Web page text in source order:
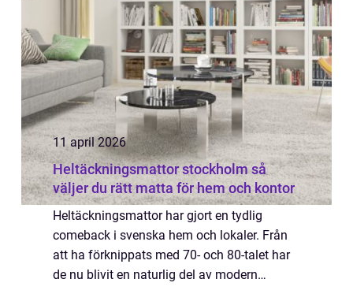
bristande k...
11 april 2026
Heltäckningsmattor stockholm så
väljer du rätt matta för hem och kontor
Heltäckningsmattor har gjort en tydlig
comeback i svenska hem och lokaler. Från
att ha förknippats med 70- och 80-talet har
de nu blivit en naturlig del av modern